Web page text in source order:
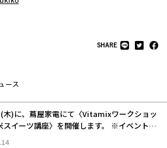
SHARE
ース
木)に、蔦屋家電にて〈Vitamixワークショッ
スイーツ講座〉を開催します。 ※イベントは
た。